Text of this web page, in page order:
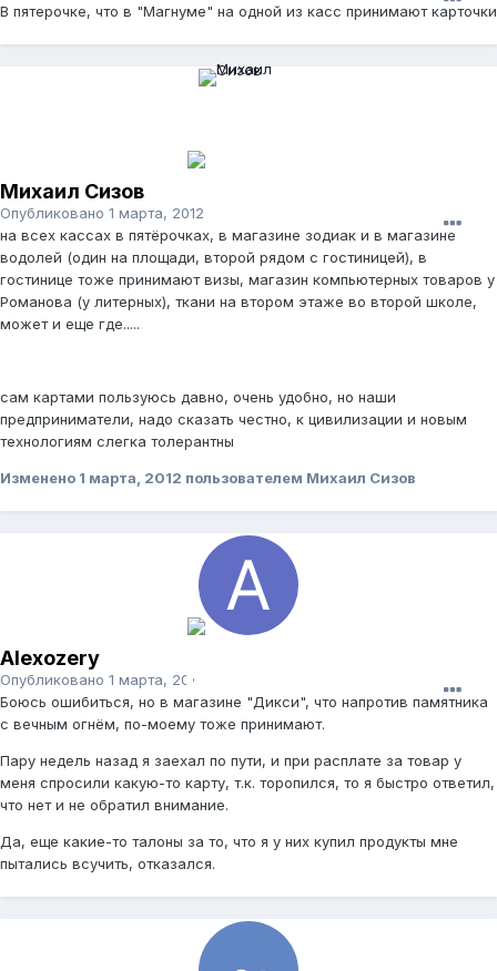
В пятерочке, что в "Магнуме" на одной из касс принимают карточки
Михаил Сизов
Опубликовано 1 марта, 2012
на всех кассах в пятёрочках, в магазине зодиак и в магазине
водолей (один на площади, второй рядом с гостиницей), в
гостинице тоже принимают визы, магазин компьютерных товаров у
Романова (у литерных), ткани на втором этаже во второй школе,
может и еще где.....
сам картами пользуюсь давно, очень удобно, но наши
предприниматели, надо сказать честно, к цивилизации и новым
технологиям слегка толерантны
Изменено 1 марта, 2012 пользователем Михаил Сизов
Alexozery
Опубликовано 1 марта, 2012
Боюсь ошибиться, но в магазине "Дикси", что напротив памятника
с вечным огнём, по-моему тоже принимают.
Пару недель назад я заехал по пути, и при расплате за товар у
меня спросили какую-то карту, т.к. торопился, то я быстро ответил,
что нет и не обратил внимание.
Да, еще какие-то талоны за то, что я у них купил продукты мне
пытались всучить, отказался.